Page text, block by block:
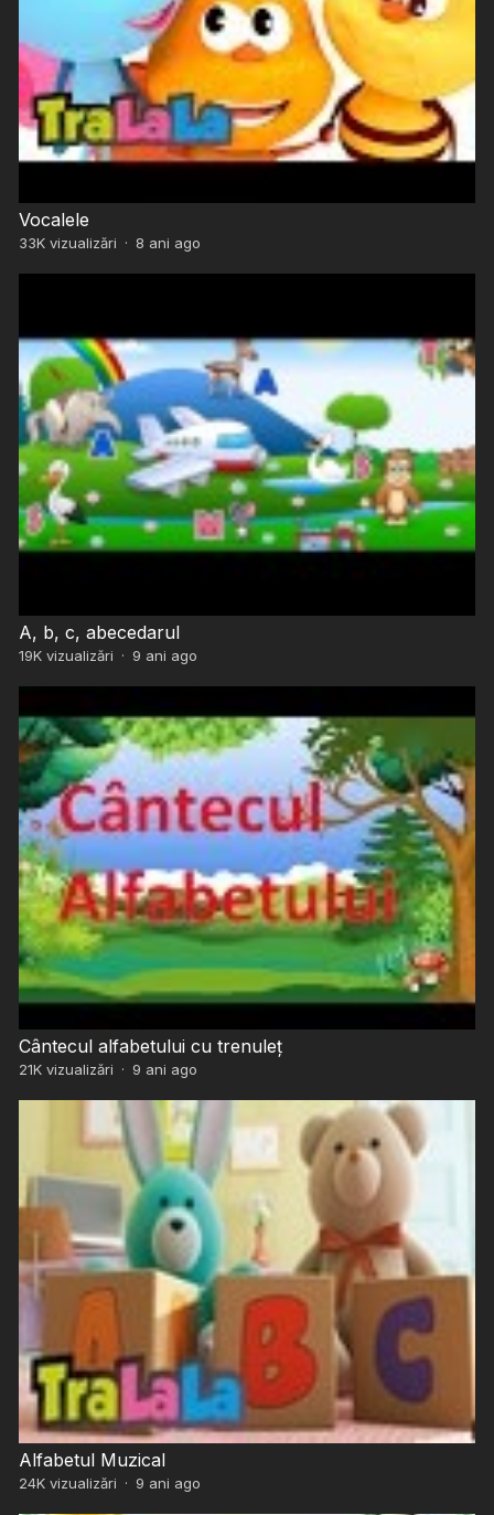
Vocalele
33Kvizualizări · 8 ani ago
A, b, c, abecedarul
19Kvizualizări · 9 ani ago
Cântecul alfabetului cu trenuleț
21Kvizualizări · 9 ani ago
Alfabetul Muzical
24Kvizualizări · 9 ani ago